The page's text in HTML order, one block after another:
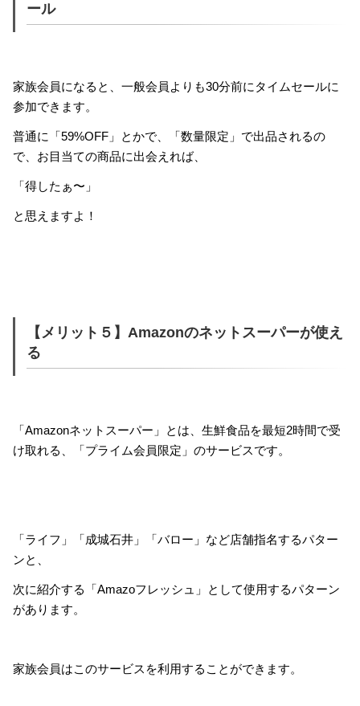
ール
家族会員になると、一般会員よりも30分前にタイムセールに
参加できます。
普通に「59%OFF」とかで、「数量限定」で出品されるの
で、お目当ての商品に出会えれば、
「得したぁ〜」
と思えますよ！
【メリット５】Amazonのネットスーパーが使え
る
「Amazonネットスーパー」とは、生鮮食品を最短2時間で受
け取れる、「プライム会員限定」のサービスです。
「ライフ」「成城石井」「バロー」など店舗指名するパター
ンと、
次に紹介する「Amazoフレッシュ」として使用するパターン
があります。
家族会員はこのサービスを利用することができます。